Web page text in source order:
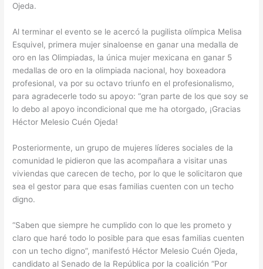
Ojeda.
Al terminar el evento se le acercó la pugilista olímpica Melisa
Esquivel, primera mujer sinaloense en ganar una medalla de
oro en las Olimpiadas, la única mujer mexicana en ganar 5
medallas de oro en la olimpiada nacional, hoy boxeadora
profesional, va por su octavo triunfo en el profesionalismo,
para agradecerle todo su apoyo: “gran parte de los que soy se
lo debo al apoyo incondicional que me ha otorgado, ¡Gracias
Héctor Melesio Cuén Ojeda!
Posteriormente, un grupo de mujeres líderes sociales de la
comunidad le pidieron que las acompañara a visitar unas
viviendas que carecen de techo, por lo que le solicitaron que
sea el gestor para que esas familias cuenten con un techo
digno.
“Saben que siempre he cumplido con lo que les prometo y
claro que haré todo lo posible para que esas familias cuenten
con un techo digno”, manifestó Héctor Melesio Cuén Ojeda,
candidato al Senado de la República por la coalición “Por